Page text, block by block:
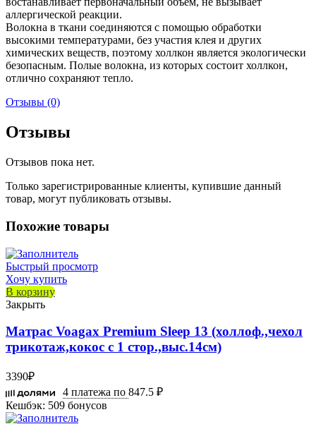
аллергической реакции.
Волокна в ткани соединяются с помощью обработки
высокими температурами, без участия клея и других
химических веществ, поэтому холлкон является экологически
безопасным. Полые волокна, из которых состоит холлкон,
отлично сохраняют тепло.
Отзывы (0)
Отзывы
Отзывов пока нет.
Только зарегистрированные клиенты, купившие данный
товар, могут публиковать отзывы.
Похожие товары
Быстрый просмотр
Хочу купить
В корзину
Закрыть
Матрас Voagax Premium Sleep 13 (холлоф.,чехол
трикотаж,кокос с 1 стор.,выс.14см)
3390₽
4 платежа по 847.5 ₽
Кешбэк: 509 бонусов